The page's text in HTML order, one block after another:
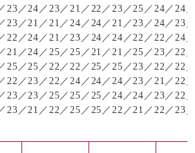
23／24／23／21／22／23／25／24／24
23／21／21／24／24／21／23／24／23
22／24／21／23／24／24／22／22／24
21／24／25／25／21／21／25／23／22
25／25／22／22／25／25／23／22／22
22／23／22／24／24／24／23／21／22
23／23／25／25／25／24／24／23／22
23／21／22／25／25／22／21／22／23